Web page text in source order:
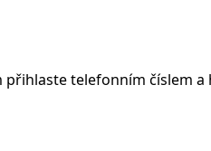
telefonním číslem a